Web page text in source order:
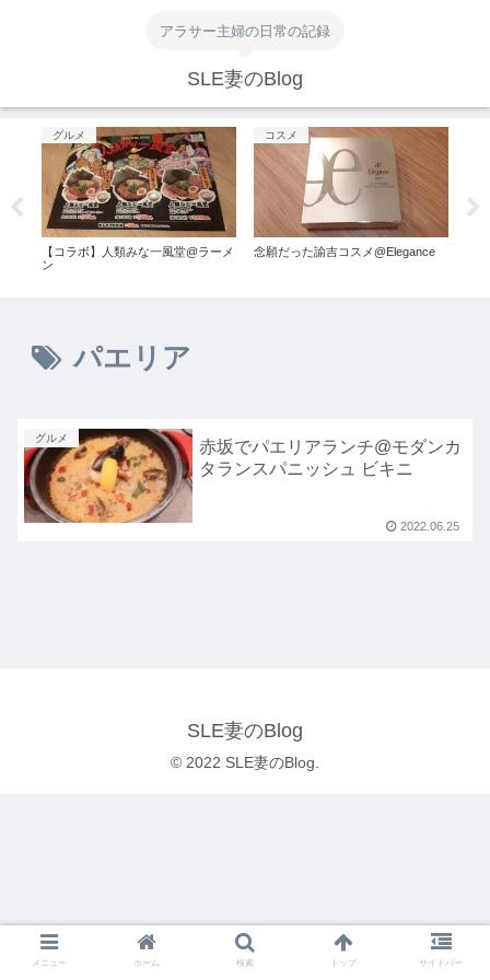
アラサー主婦の日常の記録
SLE妻のBlog
グルメ
【コラボ】人類みな一風堂@ラーメ
ン
コスメ
念願だった諭吉コスメ@Elegance
パエリア
グルメ
赤坂でパエリアランチ@モダンカ
タランスパニッシュ ビキニ
2022.06.25
SLE妻のBlog
© 2022 SLE妻のBlog.
メニュー ホーム 検索 トップ サイドバー